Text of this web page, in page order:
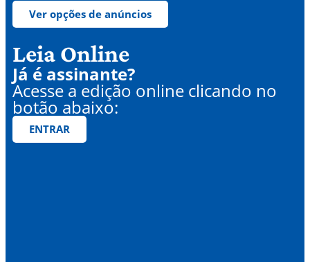
Ver opções de anúncios
Leia Online
Já é assinante?
Acesse a edição online clicando no
botão abaixo:
ENTRAR